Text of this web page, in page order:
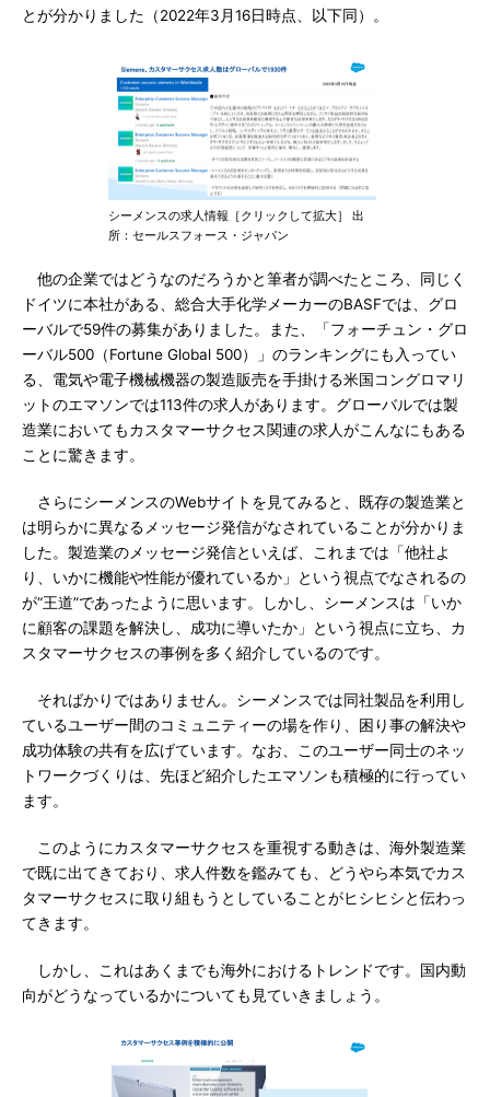
とが分かりました（2022年3月16日時点、以下同）。
シーメンスの求人情報［クリックして拡大］ 出
所：セールスフォース・ジャパン
他の企業ではどうなのだろうかと筆者が調べたところ、同じく
ドイツに本社がある、総合大手化学メーカーのBASFでは、グロ
ーバルで59件の募集がありました。また、「フォーチュン・グロ
ーバル500（Fortune Global 500）」のランキングにも入ってい
る、電気や電子機械機器の製造販売を手掛ける米国コングロマリ
ットのエマソンでは113件の求人があります。グローバルでは製
造業においてもカスタマーサクセス関連の求人がこんなにもある
ことに驚きます。
さらにシーメンスのWebサイトを見てみると、既存の製造業と
は明らかに異なるメッセージ発信がなされていることが分かりま
した。製造業のメッセージ発信といえば、これまでは「他社よ
り、いかに機能や性能が優れているか」という視点でなされるの
が“王道”であったように思います。しかし、シーメンスは「いか
に顧客の課題を解決し、成功に導いたか」という視点に立ち、カ
スタマーサクセスの事例を多く紹介しているのです。
そればかりではありません。シーメンスでは同社製品を利用し
ているユーザー間のコミュニティーの場を作り、困り事の解決や
成功体験の共有を広げています。なお、このユーザー同士のネッ
トワークづくりは、先ほど紹介したエマソンも積極的に行ってい
ます。
このようにカスタマーサクセスを重視する動きは、海外製造業
で既に出てきており、求人件数を鑑みても、どうやら本気でカス
タマーサクセスに取り組もうとしていることがヒシヒシと伝わっ
てきます。
しかし、これはあくまでも海外におけるトレンドです。国内動
向がどうなっているかについても見ていきましょう。